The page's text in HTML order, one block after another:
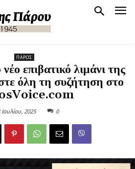
ΠΆΡΟΣ
επιβατικό λιμάνι της
όλη τη συζήτηση στο
Ιουλίου, 2025 0